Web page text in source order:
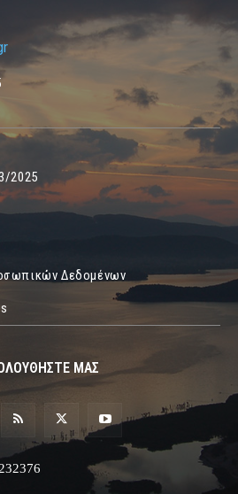
2025
Δεδομένων
ΜΑΣ